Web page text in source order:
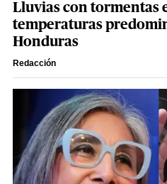
Lluvias con tormentas
temperaturas
Honduras
Redacción